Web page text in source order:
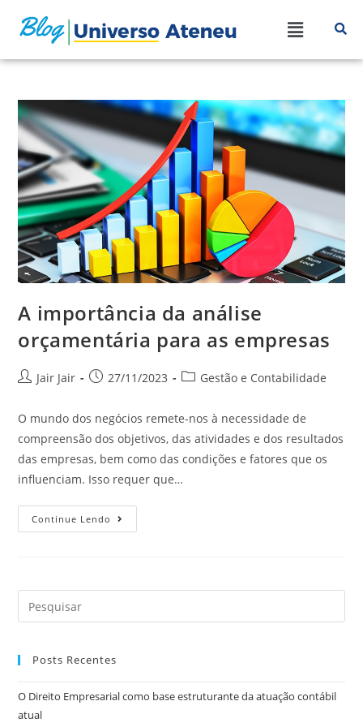
A importância da análise
orçamentária para as empresas
Jair Jair 27/11/2023 Gestão e Contabilidade
O mundo dos negócios remete-nos à necessidade de
compreensão dos objetivos, das atividades e dos resultados
das empresas, bem como das condições e fatores que os
influenciam. Isso requer que…
Continue Lendo
Posts Recentes
O Direito Empresarial como base estruturante da atuação contábil
atual